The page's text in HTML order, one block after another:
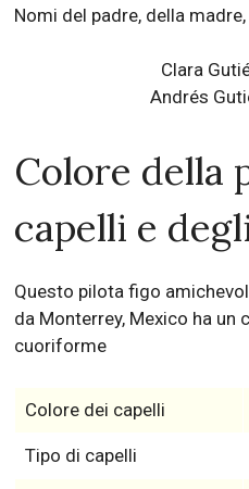
Nomi del padre, della
Clara
Andrés
Colore della
capelli e
Questo pilota figo
da Monterrey, Mexico ha
cuoriforme
Colore dei capelli
Tipo di capelli